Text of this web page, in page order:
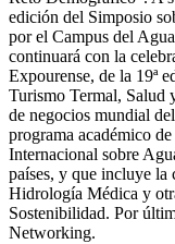
edición del Simposio
por el Campus del
continuará con la
Expourense, de la 19ª
Turismo Termal, Salud
de negocios mundial
programa académico
Internacional sobre
países, y que incluye la
Hidrología Médica y
Sostenibilidad. Por
Networking.